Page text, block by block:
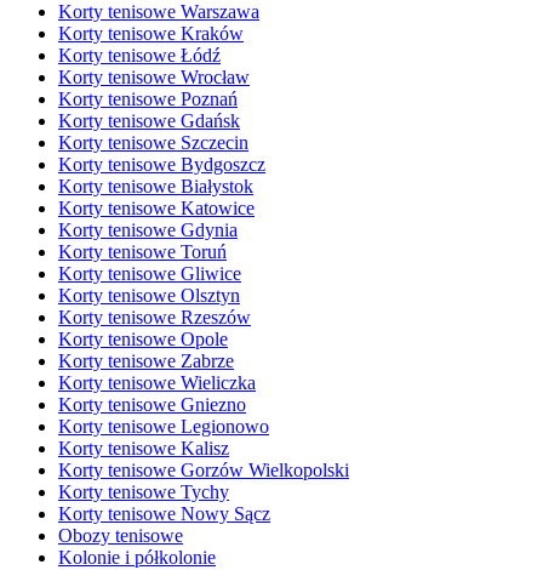
Korty tenisowe Warszawa
Korty tenisowe Kraków
Korty tenisowe Łódź
Korty tenisowe Wrocław
Korty tenisowe Poznań
Korty tenisowe Gdańsk
Korty tenisowe Szczecin
Korty tenisowe Bydgoszcz
Korty tenisowe Białystok
Korty tenisowe Katowice
Korty tenisowe Gdynia
Korty tenisowe Toruń
Korty tenisowe Gliwice
Korty tenisowe Olsztyn
Korty tenisowe Rzeszów
Korty tenisowe Opole
Korty tenisowe Zabrze
Korty tenisowe Wieliczka
Korty tenisowe Gniezno
Korty tenisowe Legionowo
Korty tenisowe Kalisz
Korty tenisowe Gorzów Wielkopolski
Korty tenisowe Tychy
Korty tenisowe Nowy Sącz
Obozy tenisowe
Kolonie i półkolonie